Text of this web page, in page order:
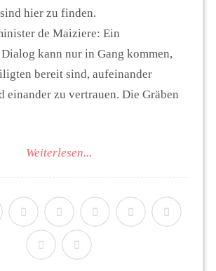
hier zu finden.
de Maiziere: Ein
kann nur in Gang kommen,
bereit sind, aufeinander
einander zu vertrauen. Die Gräben
Weiterlesen...